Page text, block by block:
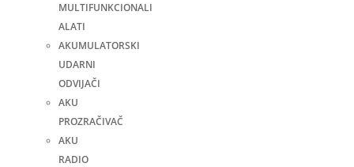
MULTIFUNKCIONALI
ALATI
AKUMULATORSKI
UDARNI
ODVIJAČI
AKU
PROZRAČIVAČ
AKU
RADIO